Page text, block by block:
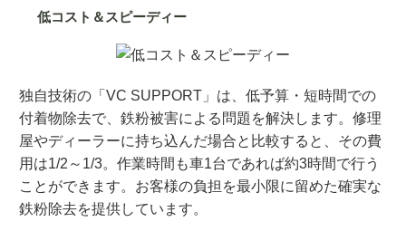
低コスト＆スピーディー
独自技術の「VC SUPPORT」は、低予算・短時間での
付着物除去で、鉄粉被害による問題を解決します。修理
屋やディーラーに持ち込んだ場合と比較すると、その費
用は1/2～1/3。作業時間も車1台であれば約3時間で行う
ことができます。お客様の負担を最小限に留めた確実な
鉄粉除去を提供しています。